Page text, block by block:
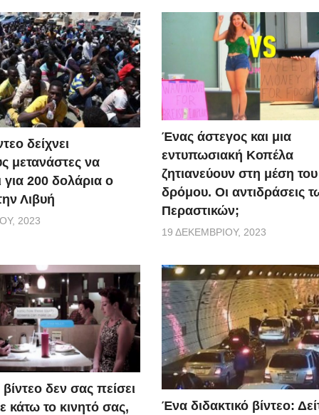
δείχνει
μετανάστες να
200 δολάρια ο
Λιβυή
2023
Ένας άστεγος και μια
εντυπωσιακή Κοπέλα
ζητιανεύουν στη μέση του
δρόμου. Οι αντιδράσεις
Περαστικών;
19 ΔΕΚΕΜΒΡΊΟΥ, 2023
δεν σας πείσει
κάτω το κινητό σας,
Ένα διδακτικό βίντεο: